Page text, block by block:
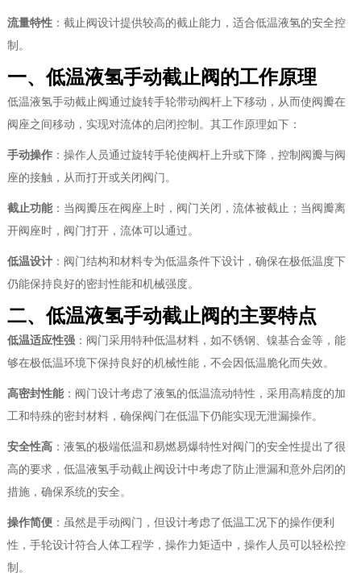
流量特性：截止阀设计提供较高的截止能力，适合低温液氢的安全控
制。
一、低温液氢手动截止阀的工作原理
低温液氢手动截止阀通过旋转手轮带动阀杆上下移动，从而使阀瓣在
阀座之间移动，实现对流体的启闭控制。其工作原理如下：
手动操作：操作人员通过旋转手轮使阀杆上升或下降，控制阀瓣与阀
座的接触，从而打开或关闭阀门。
截止功能：当阀瓣压在阀座上时，阀门关闭，流体被截止；当阀瓣离
开阀座时，阀门打开，流体可以通过。
低温设计：阀门结构和材料专为低温条件下设计，确保在极低温度下
仍能保持良好的密封性能和机械强度。
二、低温液氢手动截止阀的主要特点
低温适应性强：阀门采用特种低温材料，如不锈钢、镍基合金等，能
够在极低温环境下保持良好的机械性能，不会因低温脆化而失效。
高密封性能：阀门设计考虑了液氢的低温流动特性，采用高精度的加
工和特殊的密封材料，确保阀门在低温下仍能实现无泄漏操作。
安全性高：液氢的极端低温和易燃易爆特性对阀门的安全性提出了很
高的要求，低温液氢手动截止阀设计中考虑了防止泄漏和意外启闭的
措施，确保系统的安全。
操作简便：虽然是手动阀门，但设计考虑了低温工况下的操作便利
性，手轮设计符合人体工程学，操作力矩适中，操作人员可以轻松控
制。